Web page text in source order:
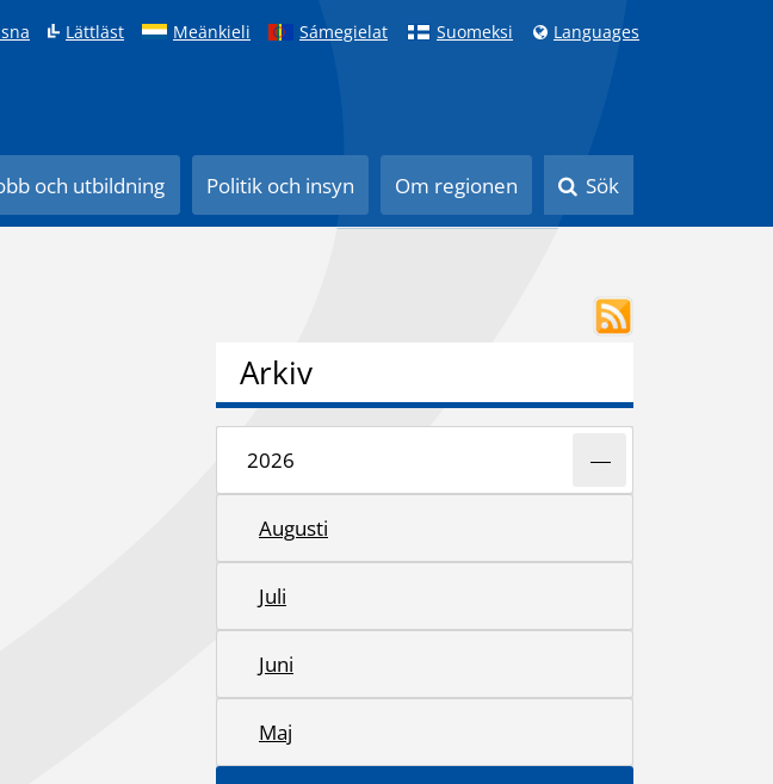
Lättläst Meänkieli Sámegielat Suomeksi Languages
och utbildning Politik och insyn Om regionen Sök
Arkiv
2026
Augusti
Juli
Juni
Maj